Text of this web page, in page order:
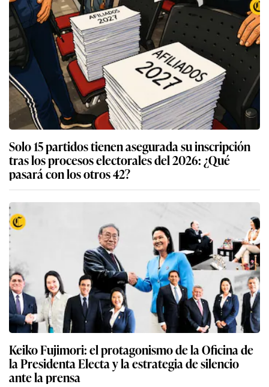
Solo 15 partidos tienen asegurada su inscripción
tras los procesos electorales del 2026: ¿Qué
pasará con los otros 42?
Keiko Fujimori: el protagonismo de la Oficina de
la Presidenta Electa y la estrategia de silencio
ante la prensa